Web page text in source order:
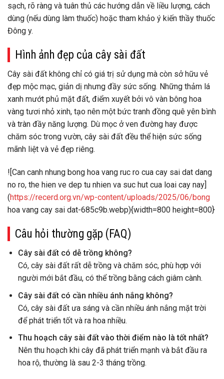
sạch, rõ ràng và tuân thủ các hướng dẫn về liều lượng, cách
dùng (nếu dùng làm thuốc) hoặc tham khảo ý kiến thầy thuốc
Đông y.
Hình ảnh đẹp của cây sài đất
Cây sài đất không chỉ có giá trị sử dụng mà còn sở hữu vẻ
đẹp mộc mạc, giản dị nhưng đầy sức sống. Những thảm lá
xanh mướt phủ mặt đất, điểm xuyết bởi vô vàn bông hoa
vàng tươi nhỏ xinh, tạo nên một bức tranh đồng quê yên bình
và tràn đầy năng lượng. Dù mọc ở ven đường hay được
chăm sóc trong vườn, cây sài đất đều thể hiện sức sống
mãnh liệt và vẻ đẹp riêng.
![Can canh nhung bong hoa vang ruc ro cua cay sai dat dang
no ro, the hien ve dep tu nhien va suc hut cua loai cay nay]
(https://recerd.org.vn/wp-content/uploads/2025/06/bong
hoa vang cay sai dat-685c9b.webp){width=800 height=800}
Câu hỏi thường gặp (FAQ)
Cây sài đất có dễ trồng không?
Có, cây sài đất rất dễ trồng và chăm sóc, phù hợp với
người mới bắt đầu, có thể trồng bằng cách giâm cành.
Cây sài đất có cần nhiều ánh nắng không?
Có, cây sài đất ưa sáng và cần nhiều ánh nắng mặt trời
để phát triển tốt và ra hoa nhiều.
Thu hoạch cây sài đất vào thời điểm nào là tốt nhất?
Nên thu hoạch khi cây đã phát triển mạnh và bắt đầu ra
hoa rộ, thường là sau 2-3 tháng trồng.